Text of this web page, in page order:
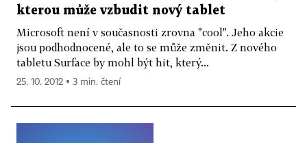
kterou může vzbudit nový tablet
Microsoft není v současnosti zrovna "cool". Jeho akcie
jsou podhodnocené, ale to se může změnit. Z nového
tabletu Surface by mohl být hit, který...
25. 10. 2012 ▪ 3 min. čtení